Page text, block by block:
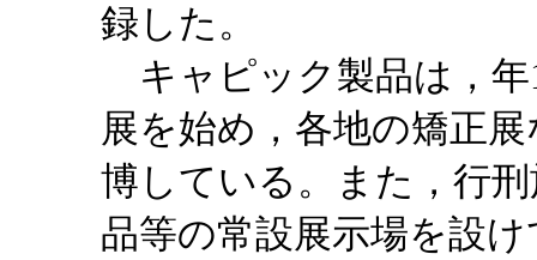
録した。
キャピック製品は，年
展を始め，各地の矯正
博している。また，行
品等の常設展示場を設